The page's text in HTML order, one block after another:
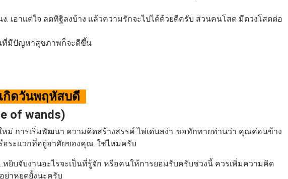
เอาเเต่ใจ ลดทิฐิลงบ้าง เเล้วความรักจะไปได้ด้วยดีครับ ส่วนคนโสด มีดวงโสดต่อ
นที่มีปัญหาสุขภาพก็จะดีขึ้น
กิดวันพฤหัสบดี
of wands)
หม่ การเริ่มพัฒนา ความคิดสร้างสรรค์ ไพ่เด่นสง่า..ขอทักทายท่านว่า คุณค่อนข้าง
ระเเวกที่อยู่อาศัยของคุณ..ใช่ไหมครับ
หยิบจับงานอะไรจะเป็นที่รู้จัก หรือคนให้การยอมรับครับช่วงนี้ ควรเพิ่มความคิด
ย่าหยุดยั้งนะครับ